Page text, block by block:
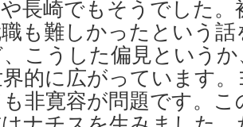
長崎でもそうでした
も難しかったという
こうした偏見という
的に広がっています
非寛容が問題です。